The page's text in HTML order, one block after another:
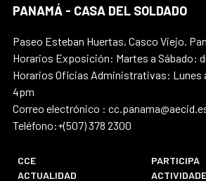
PANAMÁ - CASA DEL SOLDADO
Paseo Esteban Huertas, Casco Viejo.
Horarios Exposición: Martes a Sábado:
Horarios Oficias Administrativas: Lunes
4pm
Correo electrónico :
Teléfono:+(507) 378 2300
CCE
PARTICIPA
ACTUALIDAD